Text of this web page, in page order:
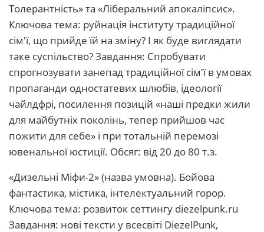
Толерантність» та «Ліберальний апокаліпсис».
Ключова тема: руйнація інституту традиційної
сім'ї, що прийде їй на зміну? І як буде виглядати
таке суспільство? Завдання: Спробувати
спрогнозувати занепад традиційної сім'ї в умовах
пропаганди одностатевих шлюбів, ідеології
чайлдфрі, посилення позицій «наші предки жили
для майбутніх поколінь, тепер прийшов час
пожити для себе» і при тотальній перемозі
ювенальної юстиції. Обсяг: від 20 до 80 т.з.
«Дизельні Міфи-2» (назва умовна). Бойова
фантастика, містика, інтелектуальний горор.
Ключова тема: розвиток сеттингу diezelpunk.ru
Завдання: нові тексти у всесвіті DiezelPunk,